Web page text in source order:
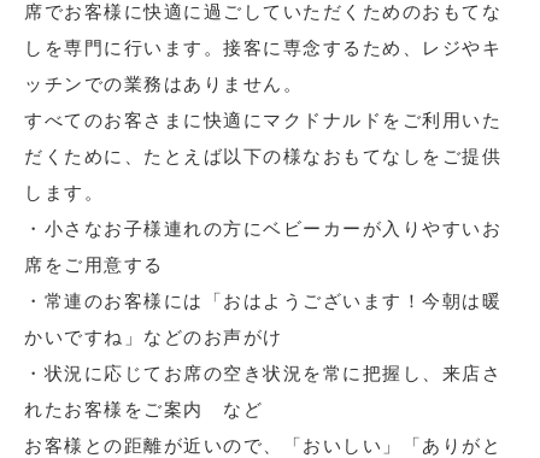
席でお客様に快適に過ごしていただくためのおもてな
しを専門に行います。接客に専念するため、レジやキ
ッチンでの業務はありません。
すべてのお客さまに快適にマクドナルドをご利用いた
だくために、たとえば以下の様なおもてなしをご提供
します。
・小さなお子様連れの方にベビーカーが入りやすいお
席をご用意する
・常連のお客様には「おはようございます！今朝は暖
かいですね」などのお声がけ
・状況に応じてお席の空き状況を常に把握し、来店さ
れたお客様をご案内 など
お客様との距離が近いので、「おいしい」「ありがと